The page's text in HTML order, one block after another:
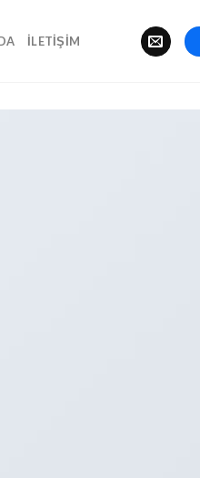
İLETIŞIM